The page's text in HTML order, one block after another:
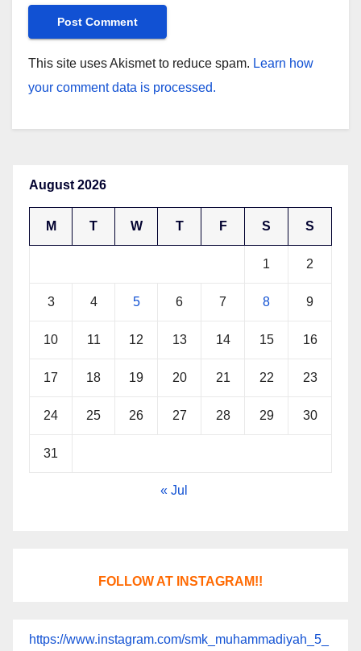
This site uses Akismet to reduce spam. Learn how
your comment data is processed.
August 2026
M T W T F S S
1 2
3 4 5 6 7 8 9
10 11 12 13 14 15 16
17 18 19 20 21 22 23
24 25 26 27 28 29 30
31
« Jul
FOLLOW AT INSTAGRAM!!
https://www.instagram.com/smk_muhammadiyah_5_